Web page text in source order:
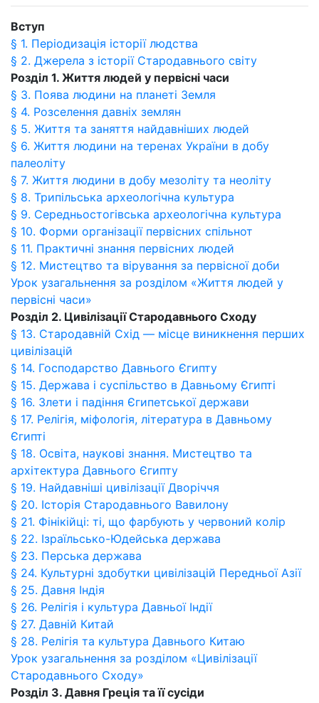
Вступ
§ 1. Періодизація історії людства
§ 2. Джерела з історії Стародавнього світу
Розділ 1. Життя людей у первісні часи
§ 3. Поява людини на планеті Земля
§ 4. Розселення давніх землян
§ 5. Життя та заняття найдавніших людей
§ 6. Життя людини на теренах України в добу
палеоліту
§ 7. Життя людини в добу мезоліту та неоліту
§ 8. Трипільська археологічна культура
§ 9. Середньостогівська археологічна культура
§ 10. Форми організації первісних спільнот
§ 11. Практичні знання первісних людей
§ 12. Мистецтво та вірування за первісної доби
Урок узагальнення за розділом «Життя людей у
первісні часи»
Розділ 2. Цивілізації Стародавнього Сходу
§ 13. Стародавній Схід — місце виникнення перших
цивілізацій
§ 14. Господарство Давнього Єгипту
§ 15. Держава і суспільство в Давньому Єгипті
§ 16. Злети і падіння Єгипетської держави
§ 17. Релігія, міфологія, література в Давньому
Єгипті
§ 18. Освіта, наукові знання. Мистецтво та
архітектура Давнього Єгипту
§ 19. Найдавніші цивілізації Дворіччя
§ 20. Історія Стародавнього Вавилону
§ 21. Фінікійці: ті, що фарбують у червоний колір
§ 22. Ізраїльсько-Юдейська держава
§ 23. Перська держава
§ 24. Культурні здобутки цивілізацій Передньої Азії
§ 25. Давня Індія
§ 26. Релігія і культура Давньої Індії
§ 27. Давній Китай
§ 28. Релігія та культура Давнього Китаю
Урок узагальнення за розділом «Цивілізації
Стародавнього Сходу»
Розділ 3. Давня Греція та її сусіди